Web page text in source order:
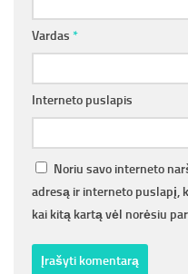
Vardas *
Interneto puslapis
Noriu savo interneto
adresą ir interneto puslapį,
kai kitą kartą vėl norėsiu